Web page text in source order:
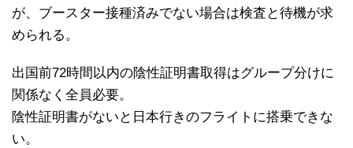
が、ブースター接種済みでない場合は検査と待機が求
められる。
出国前72時間以内の陰性証明書取得はグループ分けに
関係なく全員必要。
陰性証明書がないと日本行きのフライトに搭乗できな
い。